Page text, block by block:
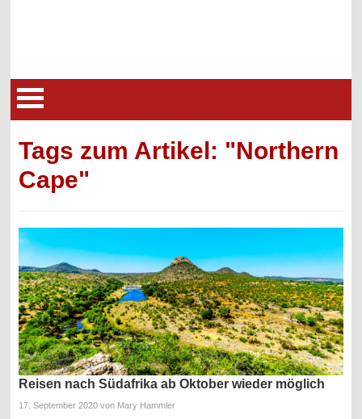
Tags zum Artikel: "Northern
Cape"
Reisen nach Südafrika ab Oktober wieder möglich
17. September 2020 von Mary Hammler